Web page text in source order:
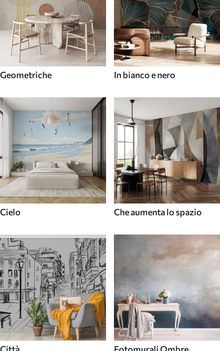
Geometriche In bianco e nero
Cielo Che aumenta lo spazio